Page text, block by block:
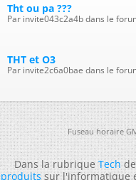
Tht ou pa ???
Par invite043c2a4b dans le
THT et O3
Par invite2c6a0bae dans le
Fuseau horaire
Dans la rubriqueTechde
produitssur l'informatique